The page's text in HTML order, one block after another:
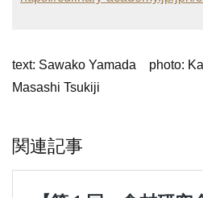
text: Sawako Yamada photo:
Masashi Tsukiji
関連記事